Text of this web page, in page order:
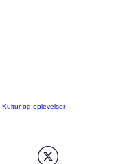
Kultur og oplevelser